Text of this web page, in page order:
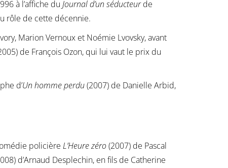
à l’affiche du Journal d’un séducteurde
rôle de cette décennie.
Marion Vernoux et Noémie Lvovsky, avant
de François Ozon, qui lui vaut le prix du
d’Un homme perdu(2007) de Danielle Arbid,
policière L’Heure zéro(2007) de Pascal
d’Arnaud Desplechin, en fils de Catherine